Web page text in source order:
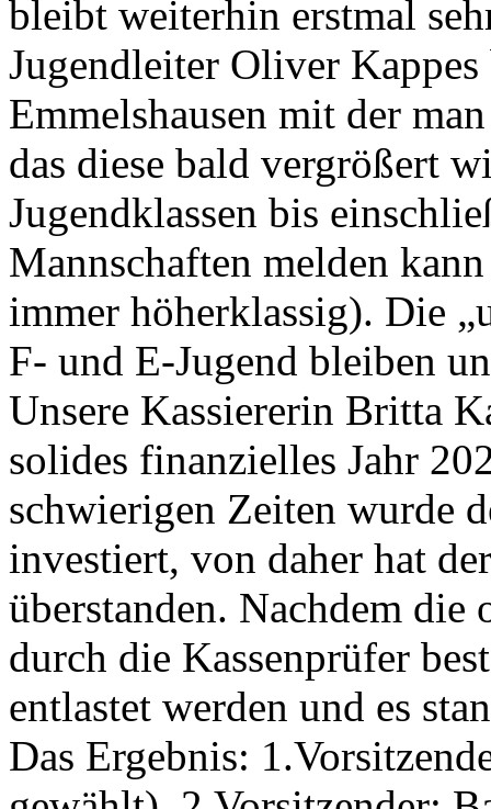
bleibt weiterhin erstmal
Jugendleiter Oliver
Emmelshausen mit der
das diese bald vergrößert
Jugendklassen bis
Mannschaften melden
immer höherklassig). Die
F- und E-Jugend bleiben
Unsere Kassiererin Britta
solides finanzielles Jahr
schwierigen Zeiten wurde
investiert, von daher hat
überstanden. Nachdem die
durch die Kassenprüfer
entlastet werden und es
Das Ergebnis: